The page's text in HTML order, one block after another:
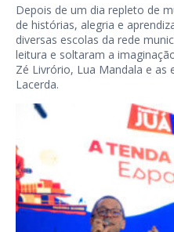
Depois de um dia repleto de
de histórias, alegria e
diversas escolas da rede
leitura e soltaram a
Zé Livrório, Lua Mandala e as
Lacerda.